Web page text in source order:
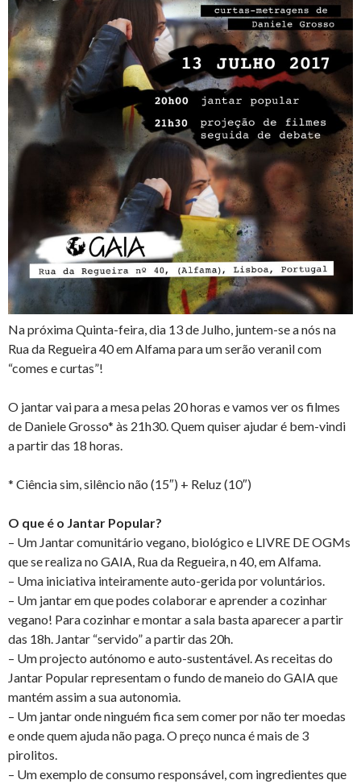
Na próxima Quinta-feira, dia 13 de Julho, juntem-se a nós na
Rua da Regueira 40 em Alfama para um serão veranil com
“comes e curtas”!
O jantar vai para a mesa pelas 20 horas e vamos ver os filmes
de Daniele Grosso* às 21h30. Quem quiser ajudar é bem-vindi
a partir das 18 horas.
* Ciência sim, silêncio não (15″) + Reluz (10″)
O que é o Jantar Popular?
– Um Jantar comunitário vegano, biológico e LIVRE DE OGMs
que se realiza no GAIA, Rua da Regueira, n 40, em Alfama.
– Uma iniciativa inteiramente auto-gerida por voluntários.
– Um jantar em que podes colaborar e aprender a cozinhar
vegano! Para cozinhar e montar a sala basta aparecer a partir
das 18h. Jantar “servido” a partir das 20h.
– Um projecto autónomo e auto-sustentável. As receitas do
Jantar Popular representam o fundo de maneio do GAIA que
mantém assim a sua autonomia.
– Um jantar onde ninguém fica sem comer por não ter moedas
e onde quem ajuda não paga. O preço nunca é mais de 3
pirolitos.
– Um exemplo de consumo responsável, com ingredientes que